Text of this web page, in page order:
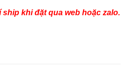
ship khi đặt qua web hoặc zalo.